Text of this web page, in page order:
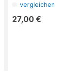
vergleichen
27,00 €